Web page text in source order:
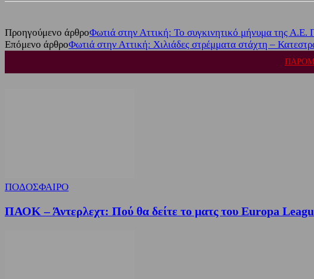
Προηγούμενο άρθροΦωτιά στην Αττική: Το συγκινητικό μήνυμα της Α.Ε.
Επόμενο άρθροΦωτιά στην Αττική: Χιλιάδες στρέμματα στάχτη –
ΠΟΔΟΣΦΑΙΡΟ
ΠΑΟΚ – Άντερλεχτ: Πού θα δείτε το ματς του Europa